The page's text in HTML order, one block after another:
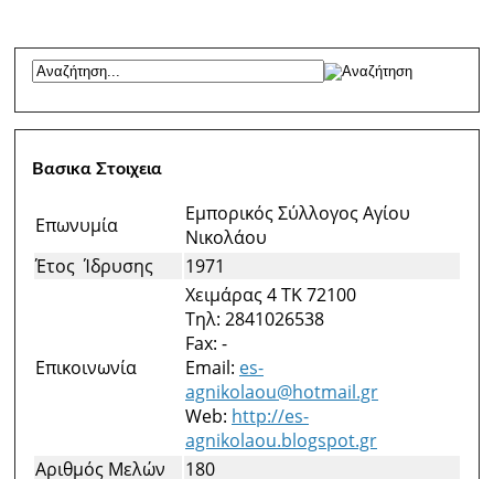
Βασικα Στοιχεια
Επωνυμία
Εμπορικός Σύλλογος Αγίου
Νικολάου
Έτος Ίδρυσης
1971
Επικοινωνία
Χειμάρας 4 ΤΚ 72100
Τηλ: 2841026538
Fax: -
Email: es-
agnikolaou@hotmail.gr
Web: http://es-
agnikolaou.blogspot.gr
Αριθμός Μελών
180